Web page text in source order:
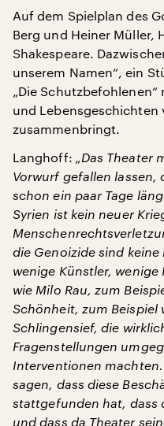
Auf dem Spielplan des
Berg und Heiner Müller,
Shakespeare.
unserem Namen“, ein
„Die
und Lebensgeschichten
zusammenbringt.
Langhoff: „Das Theater
Vorwurf gefallen lassen,
schon ein paar Tage
Syrien ist kein neuer
die Genoizide sind
wenige Künstler,
wie Milo Rau, zum
Schönheit, zum Beispiel
Schlingensief, die
Fragenstellungen
Interventionen
sagen, dass diese
stattgefunden hat, dass
und dass da Theater